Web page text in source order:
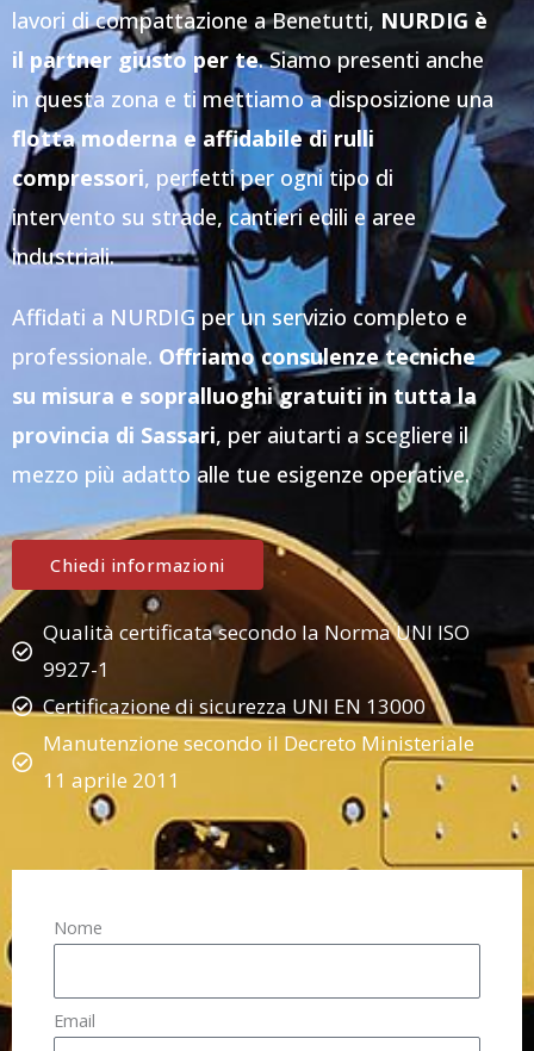
lavori di compattazione a Benetutti, NURDIG è
il partner giusto per te. Siamo presenti anche
in questa zona e ti mettiamo a disposizione una
flotta moderna e affidabile di rulli
compressori, perfetti per ogni tipo di
intervento su strade, cantieri edili e aree
industriali.
Affidati a NURDIG per un servizio completo e
professionale. Offriamo consulenze tecniche
su misura e sopralluoghi gratuiti in tutta la
provincia di Sassari, per aiutarti a scegliere il
mezzo più adatto alle tue esigenze operative.
Chiedi informazioni
Qualità certificata secondo la Norma UNI ISO
9927-1
Certificazione di sicurezza UNI EN 13000
Manutenzione secondo il Decreto Ministeriale
11 aprile 2011
Nome
Email